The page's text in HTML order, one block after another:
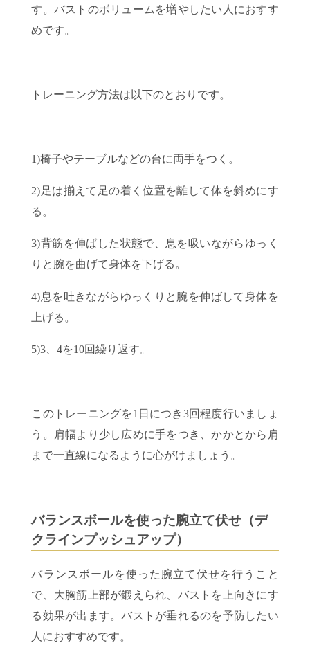
す。バストのボリュームを増やしたい人におすす
めです。
トレーニング方法は以下のとおりです。
1)椅子やテーブルなどの台に両手をつく。
2)足は揃えて足の着く位置を離して体を斜めにす
る。
3)背筋を伸ばした状態で、息を吸いながらゆっく
りと腕を曲げて身体を下げる。
4)息を吐きながらゆっくりと腕を伸ばして身体を
上げる。
5)3、4を10回繰り返す。
このトレーニングを1日につき3回程度行いましょ
う。肩幅より少し広めに手をつき、かかとから肩
まで一直線になるように心がけましょう。
バランスボールを使った腕立て伏せ（デ
クラインプッシュアップ）
バランスボールを使った腕立て伏せを行うこと
で、大胸筋上部が鍛えられ、バストを上向きにす
る効果が出ます。バストが垂れるのを予防したい
人におすすめです。